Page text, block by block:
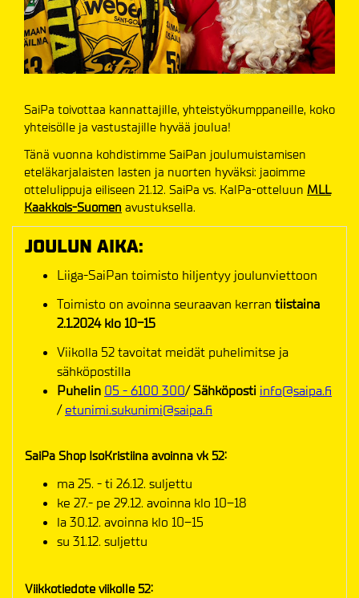
SaiPa toivottaa kannattajille, yhteistyökumppaneille, koko
yhteisölle ja vastustajille hyvää joulua!
Tänä vuonna kohdistimme SaiPan joulumuistamisen
eteläkarjalaisten lasten ja nuorten hyväksi: jaoimme
ottelulippuja eiliseen 21.12. SaiPa vs. KalPa-otteluun MLL
Kaakkois-Suomen avustuksella.
JOULUN AIKA:
Liiga-SaiPan toimisto hiljentyy joulunviettoon
Toimisto on avoinna seuraavan kerran tiistaina
2.1.2024 klo 10-15
Viikolla 52 tavoitat meidät puhelimitse ja
sähköpostilla
Puhelin 05 - 6100 300/Sähköposti info@saipa.fi
/etunimi.sukunimi@saipa.fi
SaiPa Shop IsoKristiina avoinna vk 52:
ma 25. - ti 26.12. suljettu
ke 27.- pe 29.12. avoinna klo 10–18
la 30.12. avoinna klo 10–15
su 31.12. suljettu
Viikkotiedote viikolle 52: